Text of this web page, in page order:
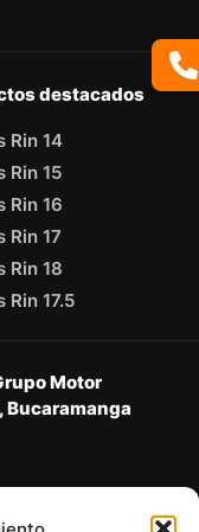
destacados
Rin 14
Rin 15
Rin 16
Rin 17
Rin 18
Rin 17.5
Motor
Bucaramanga